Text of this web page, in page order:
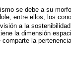
se debe a su
entre ellos, los
a la
la dimensión
la